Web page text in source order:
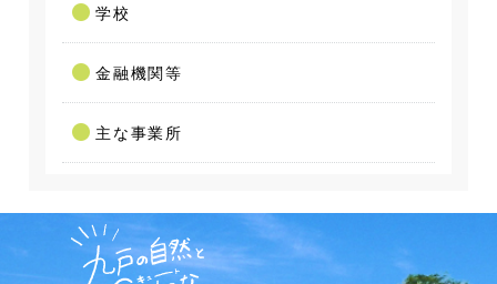
学校
金融機関等
主な事業所